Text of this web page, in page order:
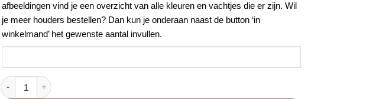
afbeeldingen vind je een overzicht van alle kleuren en vachtjes die er zijn. Wil
je meer houders bestellen? Dan kun je onderaan naast de button ‘in
winkelmand’ het gewenste aantal invullen.
Theelichthouder leer aantal